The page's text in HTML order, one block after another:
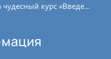
Юлия, благодарю Вас за чудесный курс «Введение в йогу». Доступное и подробное изложение материала, прекрасная его подача, Ваша внутренняя включенность в процесс вдохновляют!...